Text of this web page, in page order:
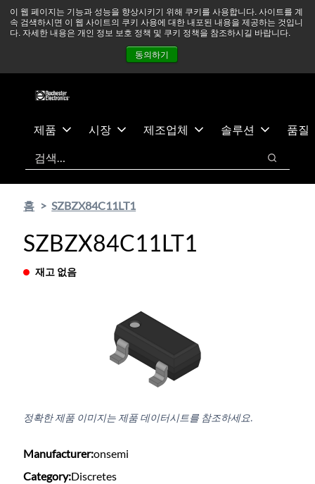
이 웹 페이지는 기능과 성능을 향상시키기 위해 쿠키를 사용합니다. 사이트를 계
속 검색하시면 이 웹 사이트의 쿠키 사용에 대한 내포된 내용을 제공하는 것입니
다. 자세한 내용은 개인 정보 보호 정책 및 쿠키 정책을 참조하시길 바랍니다.
동의하기
츠
건
중동 지역 상황을 지속적으로 주시하고 있으며, 모든 서비스는
정상적으로 운영되고 있습니다. 더 읽어보기 →
뉴스
문의하기
제품 시장 제조업체 솔루션
품질
검색
검색
홈 SZBZX84C11LT1
SZBZX84C11LT1
재고 없음
정확한 제품 이미지는 제품 데이터시트를 참조하세요.
Manufacturer:onsemi
Category:Discretes